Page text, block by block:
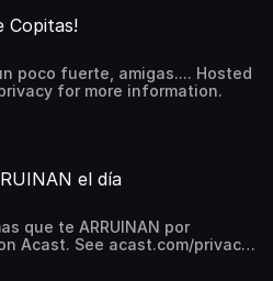
Copitas!
poco fuerte, amigas.... Hosted
for more information.
el día
que te ARRUINAN por